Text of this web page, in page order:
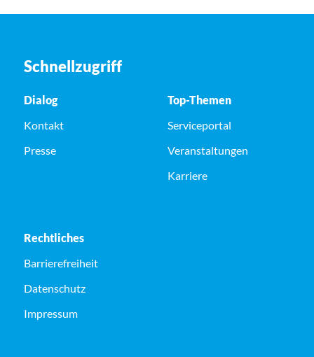
Schnellzugriff
Dialog
Kontakt
Presse
Top-Themen
Serviceportal
Veranstaltungen
Karriere
Rechtliches
Barrierefreiheit
Datenschutz
Impressum